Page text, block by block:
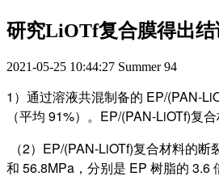
研究LiOTf复合膜得出结
2021-05-25 10:44:27 Summer94
1）通过溶液共混制备的 EP/(PAN-
（平均 91%）。EP/(PAN-LiOTf)复
（2）EP/(PAN-LiOTf)复合材料的
和 56.8MPa，分别是 EP 树脂的 3.6